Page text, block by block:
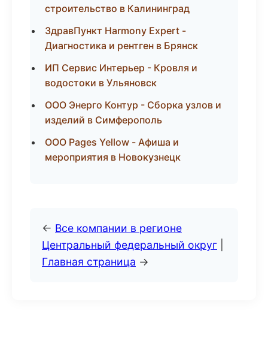
строительство в Калининград
ЗдравПункт Harmony Expert -
Диагностика и рентген в Брянск
ИП Сервис Интерьер - Кровля и
водостоки в Ульяновск
ООО Энерго Контур - Сборка узлов и
изделий в Симферополь
ООО Pages Yellow - Афиша и
мероприятия в Новокузнецк
← Все компании в регионе
Центральный федеральный округ
Главная страница →